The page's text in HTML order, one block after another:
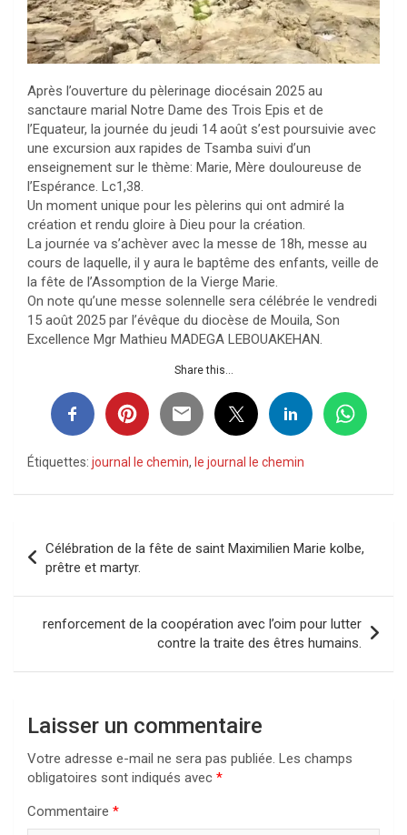
Après l’ouverture du pèlerinage diocésain 2025 au
sanctaure marial Notre Dame des Trois Epis et de
l’Equateur, la journée du jeudi 14 août s’est poursuivie avec
une excursion aux rapides de Tsamba suivi d’un
enseignement sur le thème: Marie, Mère douloureuse de
l’Espérance. Lc1,38.
Un moment unique pour les pèlerins qui ont admiré la
création et rendu gloire à Dieu pour la création.
La journée va s’achèver avec la messe de 18h, messe au
cours de laquelle, il y aura le baptême des enfants, veille de
la fête de l’Assomption de la Vierge Marie.
On note qu’une messe solennelle sera célébrée le vendredi
15 août 2025 par l’évêque du diocèse de Mouila, Son
Excellence Mgr Mathieu MADEGA LEBOUAKEHAN.
Share this...
Étiquettes: journal le chemin, le journal le chemin
de
l’article
Célébration de la fête de saint Maximilien Marie kolbe,
prêtre et martyr.
renforcement de la coopération avec l’oim pour lutter
contre la traite des êtres humains.
Laisser un commentaire
Votre adresse e-mail ne sera pas publiée. Les champs
obligatoires sont indiqués avec *
Commentaire *